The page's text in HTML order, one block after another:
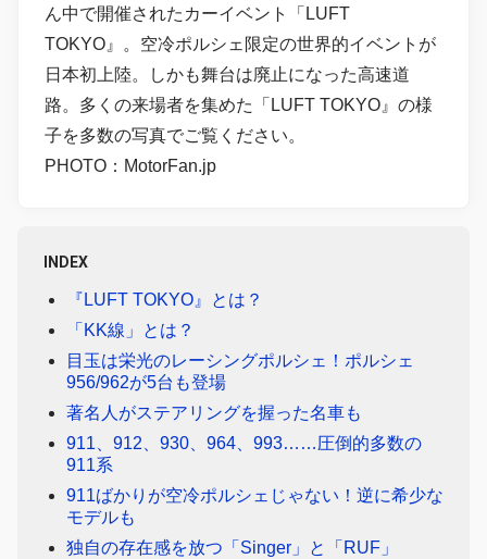
ん中で開催されたカーイベント「LUFT
TOKYO』。空冷ポルシェ限定の世界的イベントが
日本初上陸。しかも舞台は廃止になった高速道
路。多くの来場者を集めた「LUFT TOKYO』の様
子を多数の写真でご覧ください。
PHOTO：MotorFan.jp
INDEX
『LUFT TOKYO』とは？
「KK線」とは？
目玉は栄光のレーシングポルシェ！ポルシェ
956/962が5台も登場
著名人がステアリングを握った名車も
911、912、930、964、993……圧倒的多数の
911系
911ばかりが空冷ポルシェじゃない！逆に希少な
モデルも
独自の存在感を放つ「Singer」と「RUF」